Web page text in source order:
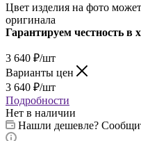
Цвет изделия на фото
оригинала
Гарантируем честность в
3 640 ₽/шт
Варианты цен
3 640 ₽/шт
Подробности
Нет в наличии
Нашли дешевле?